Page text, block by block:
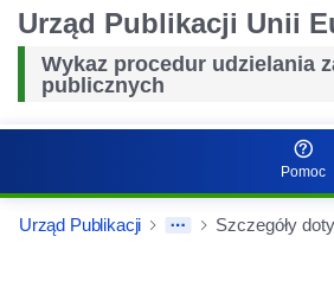
Urząd Publikacji Unii
Wykaz procedur udzielania
publicznych
Pomoc
Urząd Publikacji